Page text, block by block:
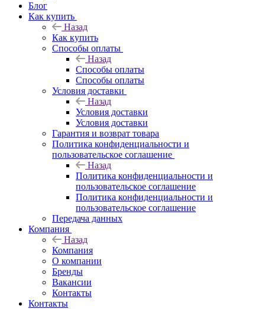
Блог
Как купить
Назад
Как купить
Способы оплаты
Назад
Способы оплаты
Способы оплаты
Условия доставки
Назад
Условия доставки
Условия доставки
Гарантия и возврат товара
Политика конфиденциальности и
пользовательское соглашение
Назад
Политика конфиденциальности и
пользовательское соглашение
Политика конфиденциальности и
пользовательское соглашение
Передача данных
Компания
Назад
Компания
О компании
Бренды
Вакансии
Контакты
Контакты